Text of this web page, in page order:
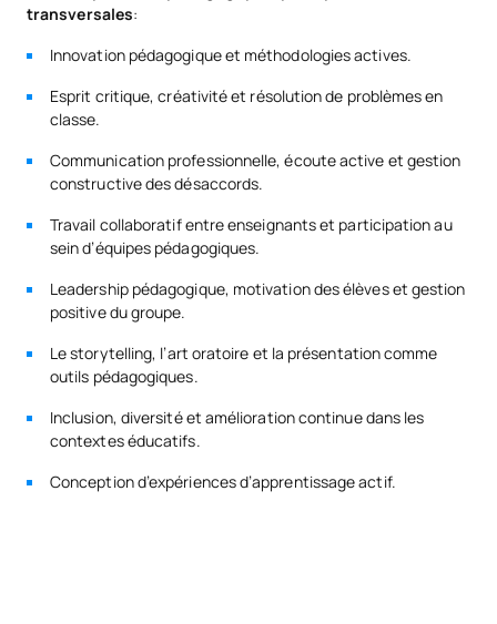
transversales:
Innovation pédagogique et méthodologies actives.
Esprit critique, créativité et résolution de problèmes en
classe.
Communication professionnelle, écoute active et gestion
constructive des désaccords.
Travail collaboratif entre enseignants et participation au
sein d’équipes pédagogiques.
Leadership pédagogique, motivation des élèves et gestion
positive du groupe.
Le storytelling, l’art oratoire et la présentation comme
outils pédagogiques.
Inclusion, diversité et amélioration continue dans les
contextes éducatifs.
Conception d’expériences d’apprentissage actif.